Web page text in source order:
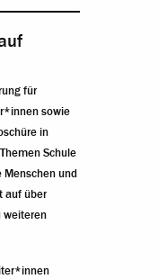
für
sowie
in
Schule
Menschen und
auf über
weiteren